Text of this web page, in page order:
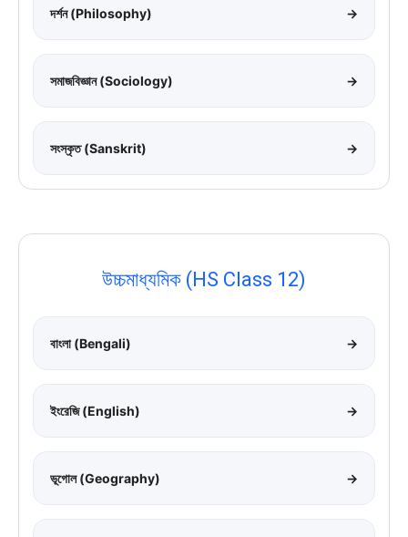
দর্শন (Philosophy) →
সমাজবিজ্ঞান (Sociology) →
সংস্কৃত (Sanskrit) →
উচ্চমাধ্যমিক (HS Class 12)
বাংলা (Bengali) →
ইংরেজি (English) →
ভূগোল (Geography) →